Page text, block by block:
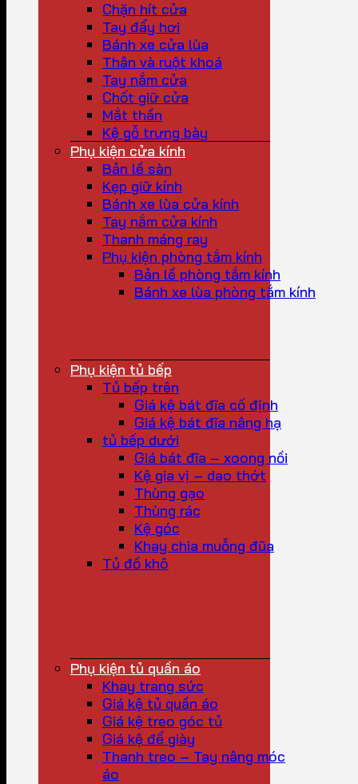
Chặn hít cửa
Tay đẩy hơi
Bánh xe cửa lùa
Thân và ruột khoá
Tay nắm cửa
Chốt giữ cửa
Mắt thần
Kệ gỗ trưng bày
Phụ kiện cửa kính
Bản lề sàn
Kẹp giữ kính
Bánh xe lùa cửa kính
Tay nắm cửa kính
Thanh máng ray
Phụ kiện phòng tắm kính
Bản lề phòng tắm kính
Bánh xe lùa phòng tắm kính
Phụ kiện tủ bếp
Tủ bếp trên
Giá kệ bát đĩa cố định
Giá kệ bát đĩa nâng hạ
tủ bếp dưới
Giá bát đĩa – xoong nồi
Kệ gia vị – dao thớt
Thùng gạo
Thùng rác
Kệ góc
Khay chia muỗng đũa
Tủ đồ khô
Phụ kiện tủ quần áo
Khay trang sức
Giá kệ tủ quần áo
Giá kệ treo góc tủ
Giá kệ để giày
Thanh treo – Tay nâng móc
áo